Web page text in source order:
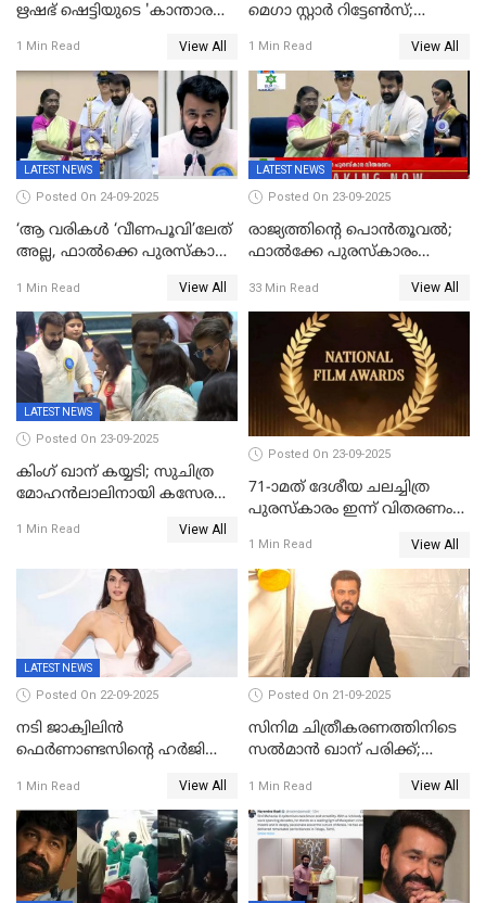
ഋഷഭ് ഷെട്ടിയുടെ 'കാന്താര
കാണാം
1 Min Read View All
മെഗാ സ്റ്റാർ റിട്ടേൺസ്;
ക്യാമറയ്ക്ക് മുന്നിലേക്ക്
1 Min Read View All
LATEST NEWS
Posted On 24-09-2025
‘ആ വരികള്‍ ‘വീണപൂവി’ലേത്
അല്ല, ഫാൽക്കെ പുരസ്‌കാരം
മോഹന്‍ലാല്‍ ഉദ്ധരിച്ച
വരികളെ ചൊല്ലി
സാമൂഹികമാധ്യമങ്ങളില്‍
ചര്‍ച്ച
1 Min Read View All
LATEST NEWS
Posted On 23-09-2025
രാജ്യത്തിന്റെ പൊൻതൂവൽ;
ഫാൽക്കേ പുരസ്കാരം
സിനിമ ആത്മാവിന്റെ
സ്പന്ദനമെന്ന് ലാൽ;
ഉർവശിക്കും വിജയരാഘവനും
ദേശീയ അവാർഡ്
33 Min Read View All
LATEST NEWS
Posted On 23-09-2025
കിംഗ് ഖാന് കയ്യടി; സുചിത്ര
മോഹൻലാലിനായി കസേര
ഖാൻ
1 Min Read View All
Posted On 23-09-2025
71-ാമത് ദേശീയ ചലച്ചിത്ര
പുരസ്‌കാരം ഇന്ന് വിതരണം
1 Min Read View All
LATEST NEWS
Posted On 22-09-2025
നടി ജാക്വിലിന്‍
ഫെര്‍ണാണ്ടസിന്റെ ഹര്‍ജി
1 Min Read View All
Posted On 21-09-2025
സിനിമ ചിത്രീകരണത്തിനിടെ
സൽമാൻ ഖാന് പരിക്ക്;
മുംബൈയിലേക്ക് മടങ്ങി
1 Min Read View All